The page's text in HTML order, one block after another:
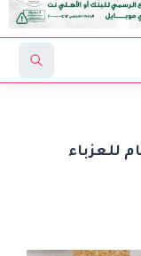
للعزباء